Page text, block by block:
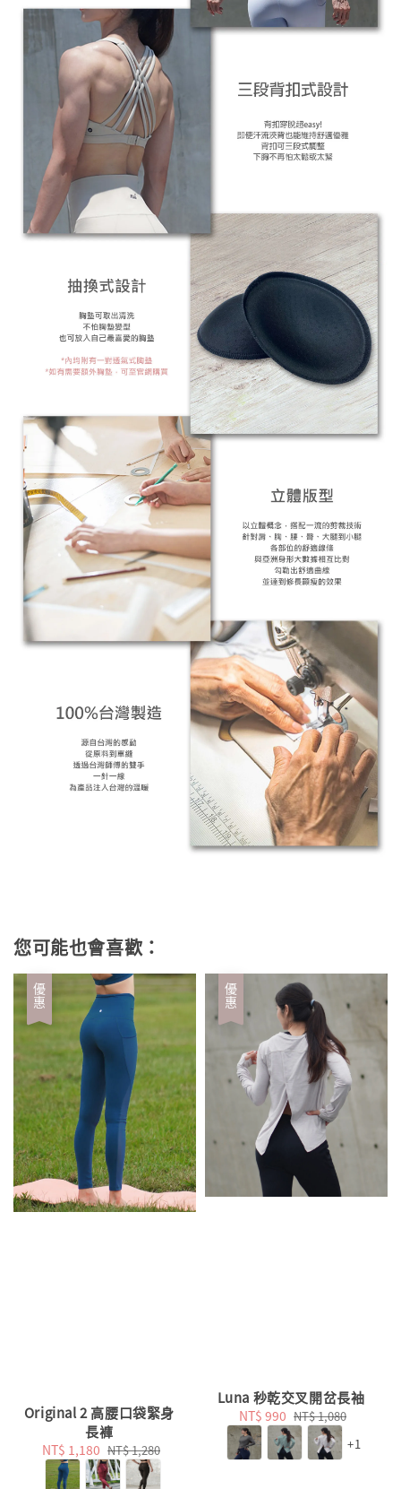
您可能也會喜歡：
優惠
Original 2 高腰口袋緊身
長褲
Sale
price
NT$ 1,180 Regular
price
NT$ 1,280
優惠
Luna 秒乾交叉開岔長袖
Sale
price
NT$ 990 Regular
price
NT$ 1,080
+1